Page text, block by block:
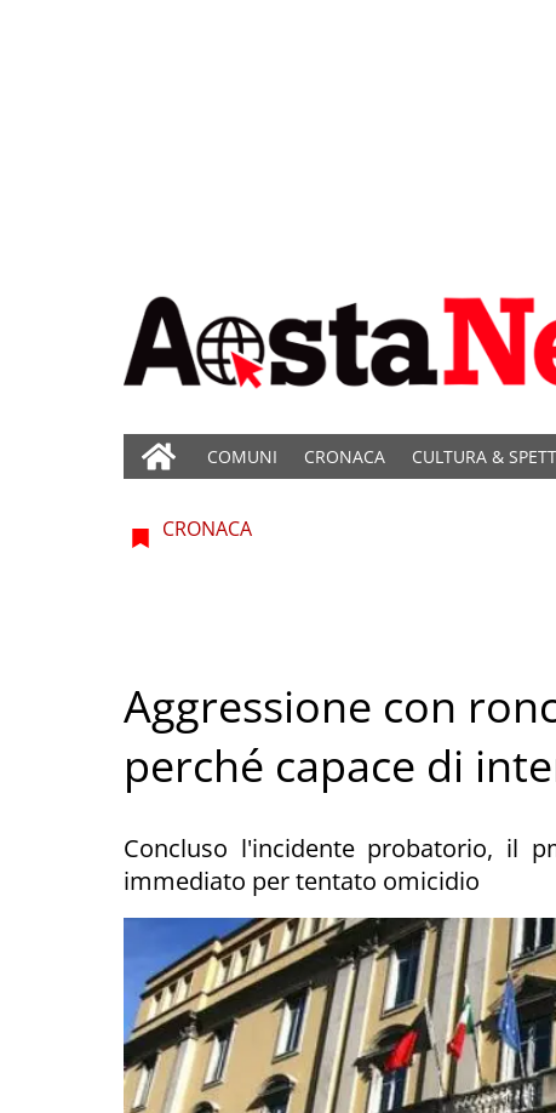
COMUNI CRONACA CULTURA &
CRONACA
Aggressione con
perché capace di
Concluso l'incidente probatorio, il
immediato per tentato omicidio